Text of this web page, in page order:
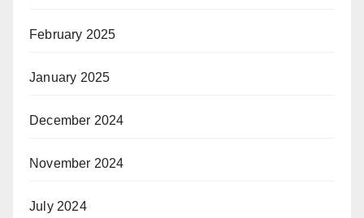
February 2025
January 2025
December 2024
November 2024
July 2024